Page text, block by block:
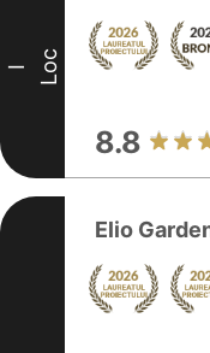
I Loc
8.8
Elio